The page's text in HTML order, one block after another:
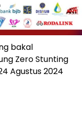
bakal
Zero Stunting
Agustus 2024